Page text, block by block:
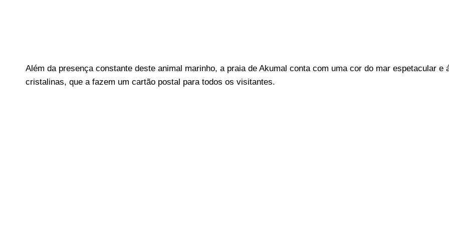
Além da presença constante deste animal marinho, a praia de Akumal conta com uma cor do mar espetacular e
cristalinas, que a fazem um cartão postal para todos os visitantes.